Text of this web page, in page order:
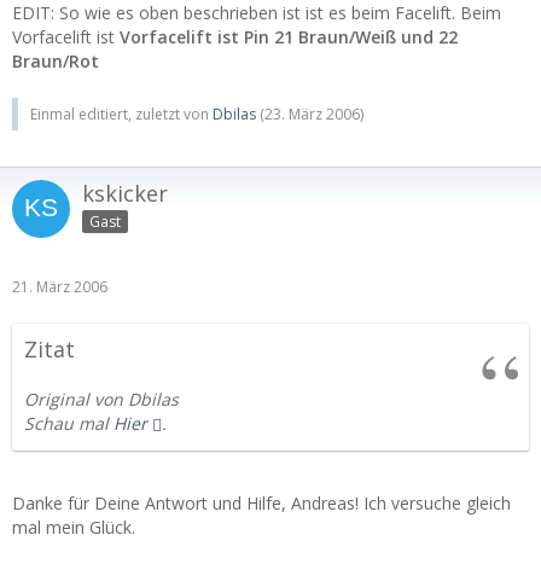
EDIT: So wie es oben beschrieben ist ist es beim Facelift. Beim
Vorfacelift ist Vorfacelift ist Pin 21 Braun/Weiß und 22
Braun/Rot
Einmal editiert, zuletzt von Dbilas (23. März 2006)
kskicker
Gast
21. März 2006
Zitat
Original von Dbilas
Schau mal Hier .
Danke für Deine Antwort und Hilfe, Andreas! Ich versuche gleich
mal mein Glück.